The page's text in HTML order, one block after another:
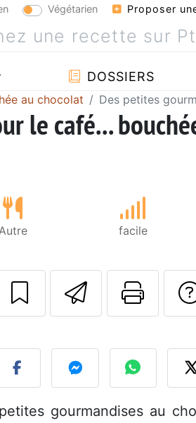
Végétarien Proposer
DOSSIERS
au chocolat Des petites
le café...
Autre facile
Envoyer
gourmandises au